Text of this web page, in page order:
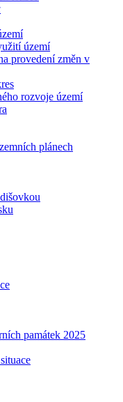
území
provedení změn v
rozvoje území
plánech
památek 2025